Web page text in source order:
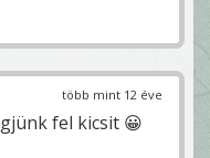
több mint 12 éve
fel kicsit 😀